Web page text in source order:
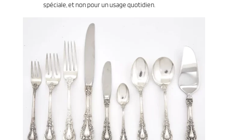
spéciale, et non pour un usage quotidien.